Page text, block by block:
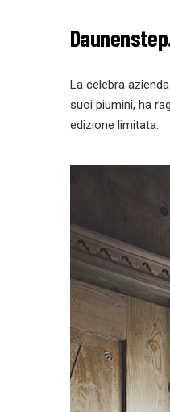
La celebra
suoi piumini, ha
edizione limitata.